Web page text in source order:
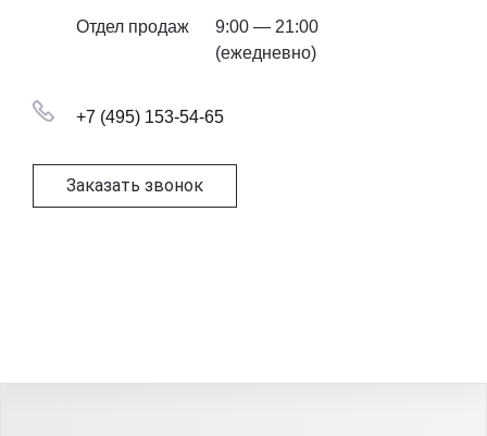
Отдел продаж
9:00 — 21:00
(ежедневно)
+7 (495) 153-54-65
Заказать звонок